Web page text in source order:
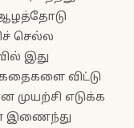
செல்ல
இது
விட்டு
முயற்சி எடுக்க
இணைந்து